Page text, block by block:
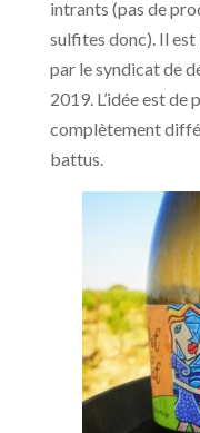
intrants (pas de
sulfites donc). Il
par le syndicat de
2019. L’idée est de
complètement
battus.